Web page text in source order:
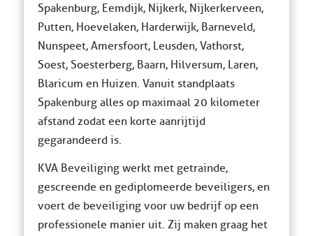
Spakenburg, Eemdijk, Nijkerk, Nijkerkerveen,
Putten, Hoevelaken, Harderwijk, Barneveld,
Nunspeet, Amersfoort, Leusden, Vathorst,
Soest, Soesterberg, Baarn, Hilversum, Laren,
Blaricum en Huizen. Vanuit standplaats
Spakenburg alles op maximaal 20 kilometer
afstand zodat een korte aanrijtijd
gegarandeerd is.
KVA Beveiliging werkt met getrainde,
gescreende en gediplomeerde beveiligers, en
voert de beveiliging voor uw bedrijf op een
professionele manier uit. Zij maken graag het